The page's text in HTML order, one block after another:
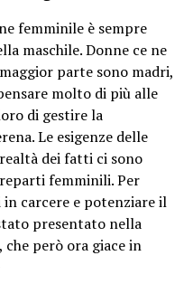
femminile è sempre
maschile. Donne ce ne
parte sono madri,
molto di più alle
di gestire la
Le esigenze delle
dei fatti ci sono
femminili. Per
carcere e potenziare il
presentato nella
che però ora giace in